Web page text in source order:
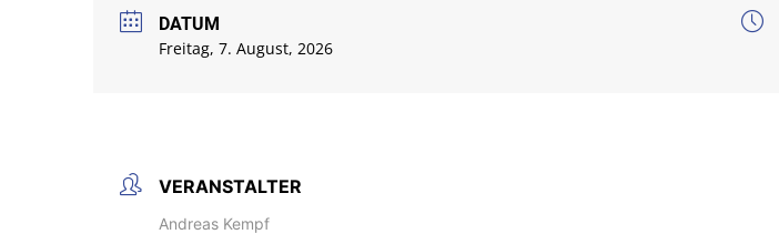
DATUM
Freitag, 7. August, 2026
VERANSTALTER
Andreas Kempf